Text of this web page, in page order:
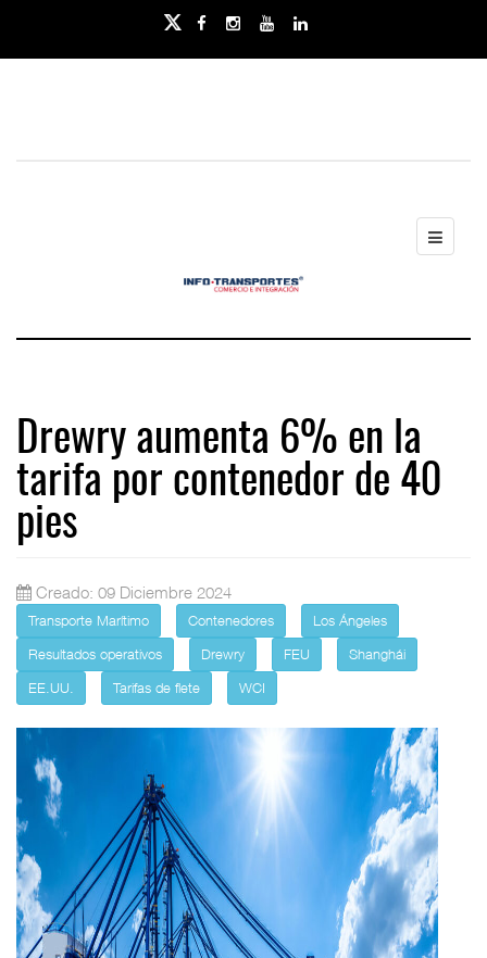
Drewry aumenta 6% en la
tarifa por contenedor de 40
pies
Creado: 09 Diciembre 2024
Transporte Marítimo Contenedores
Los Ángeles
Resultados operativos
Drewry FEU
Shanghái
EE.UU.
Tarifas de flete WCI